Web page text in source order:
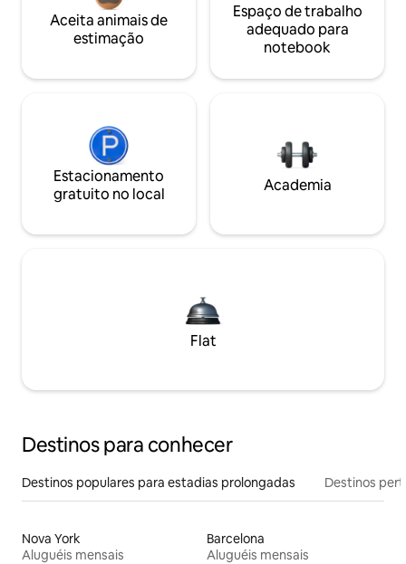
Aceita animais de
estimação
Espaço de trabalho
adequado para
notebook
Estacionamento
gratuito no local
Academia
Flat
Destinos para conhecer
Destinos populares para estadias prolongadas Destinos
Nova York
Aluguéis mensais
Barcelona
Aluguéis mensais